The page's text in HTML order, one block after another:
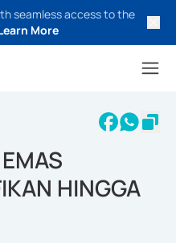
seamless access to the
More
HINGGA